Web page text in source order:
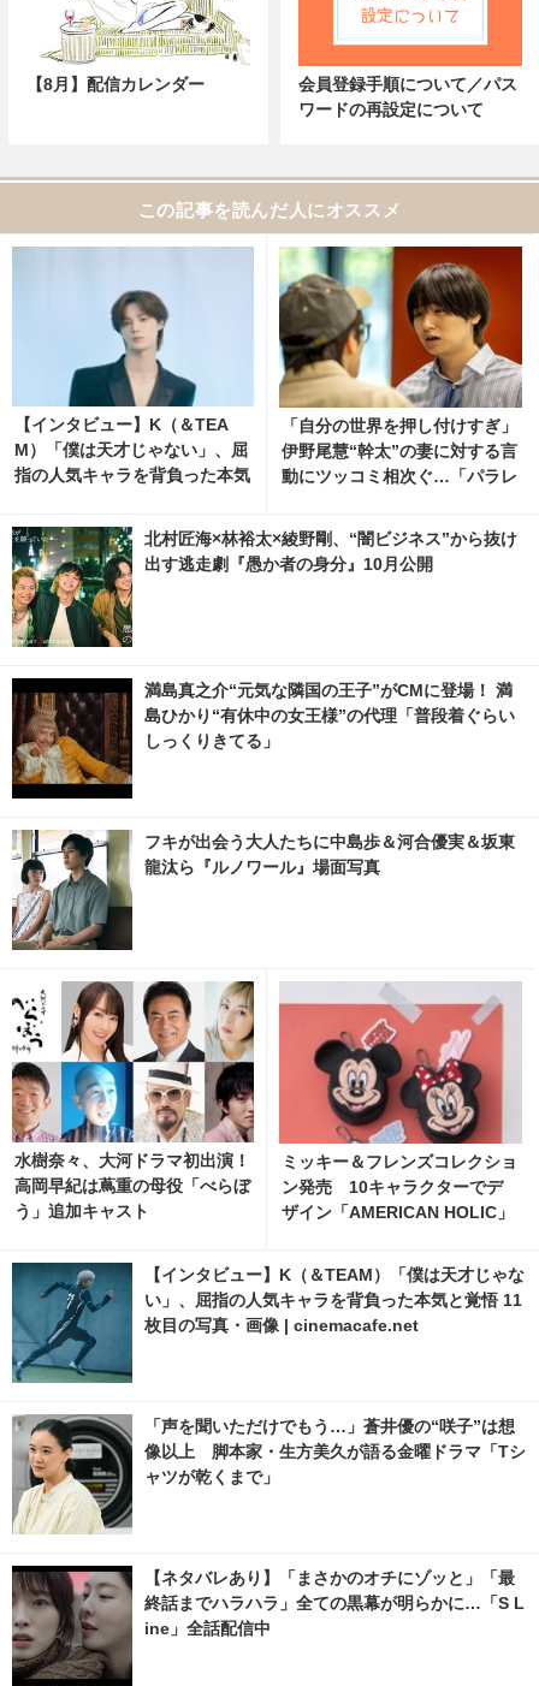
【8月】配信カレンダー
会員登録手順について／パス
ワードの再設定について
この記事を読んだ人にオススメ
【インタビュー】K（＆TEA
M）「僕は天才じゃない」、屈
指の人気キャラを背負った本気
nemacafe.net
「自分の世界を押し付けすぎ」
伊野尾慧“幹太”の妻に対する言
動にツッコミ相次ぐ…「パラレ
北村匠海×林裕太×綾野剛、“闇ビジネス”から抜け
出す逃走劇『愚か者の身分』10月公開
満島真之介“元気な隣国の王子”がCMに登場！ 満
島ひかり“有休中の女王様”の代理「普段着ぐらい
しっくりきてる」
フキが出会う大人たちに中島歩＆河合優実＆坂東
龍汰ら『ルノワール』場面写真
水樹奈々、大河ドラマ初出演！
高岡早紀は蔦重の母役「べらぼ
う」追加キャスト
ミッキー＆フレンズコレクショ
ン発売 10キャラクターでデ
ザイン「AMERICAN HOLIC」
【インタビュー】K（＆TEAM）「僕は天才じゃな
い」、屈指の人気キャラを背負った本気と覚悟 11
枚目の写真・画像 | cinemacafe.net
「声を聞いただけでもう…」蒼井優の“咲子”は想
像以上 脚本家・生方美久が語る金曜ドラマ「Tシ
ャツが乾くまで」
【ネタバレあり】「まさかのオチにゾッと」「最
終話までハラハラ」全ての黒幕が明らかに…「S L
ine」全話配信中